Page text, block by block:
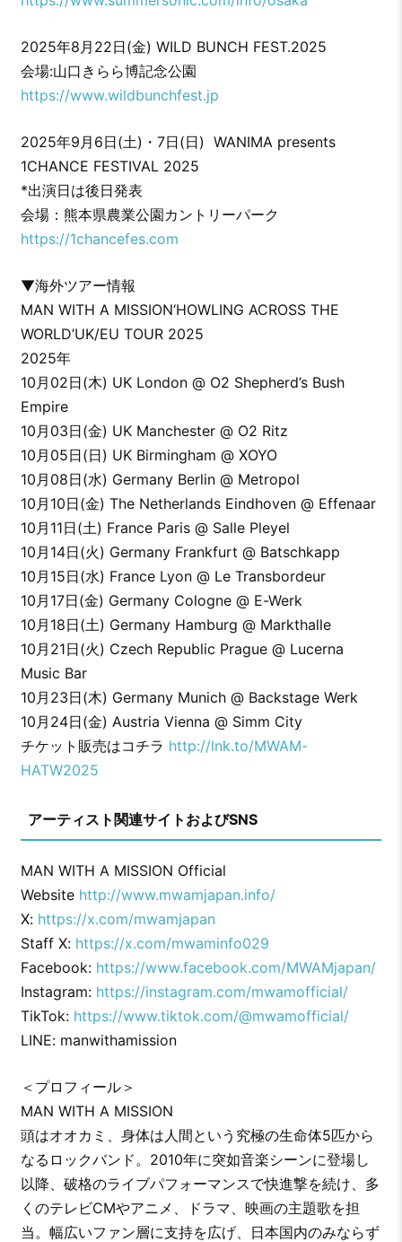
2025年8月22日(金) WILD BUNCH FEST.2025
会場:山口きらら博記念公園
https://www.wildbunchfest.jp
2025年9月6日(土)・7日(日) WANIMA presents
1CHANCE FESTIVAL 2025
*出演日は後日発表
会場：熊本県農業公園カントリーパーク
https://1chancefes.com
▼海外ツアー情報
MAN WITH A MISSION‘HOWLING ACROSS THE
WORLD’UK/EU TOUR 2025
2025年
10月02日(木) UK London @ O2 Shepherd’s Bush
Empire
10月03日(金) UK Manchester @ O2 Ritz
10月05日(日) UK Birmingham @ XOYO
10月08日(水) Germany Berlin @ Metropol
10月10日(金) The Netherlands Eindhoven @ Effenaar
10月11日(土) France Paris @ Salle Pleyel
10月14日(火) Germany Frankfurt @ Batschkapp
10月15日(水) France Lyon @ Le Transbordeur
10月17日(金) Germany Cologne @ E-Werk
10月18日(土) Germany Hamburg @ Markthalle
10月21日(火) Czech Republic Prague @ Lucerna
Music Bar
10月23日(木) Germany Munich @ Backstage Werk
10月24日(金) Austria Vienna @ Simm City
チケット販売はコチラ http://lnk.to/MWAM-
HATW2025
アーティスト関連サイトおよびSNS
MAN WITH A MISSION Official
Website http://www.mwamjapan.info/
X: https://x.com/mwamjapan
Staff X: https://x.com/mwaminfo029
Facebook: https://www.facebook.com/MWAMjapan/
Instagram: https://instagram.com/mwamofficial/
TikTok: https://www.tiktok.com/@mwamofficial/
LINE: manwithamission
＜プロフィール＞
MAN WITH A MISSION
頭はオオカミ、身体は人間という究極の生命体5匹から
なるロックバンド。2010年に突如音楽シーンに登場し
以降、破格のライブパフォーマンスで快進撃を続け、多
くのテレビCMやアニメ、ドラマ、映画の主題歌を担
当。幅広いファン層に支持を広げ、日本国内のみならず